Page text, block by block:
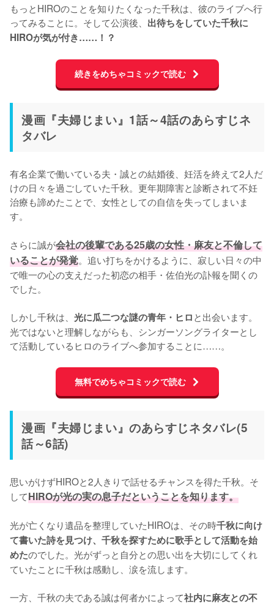
もっとHIROのことを知りたくなった千秋は、彼のライブへ行
ってみることに。そして公演後、 出待ちをしていた千秋に
HIROが気が付き……！？
続きをめちゃコミックで読む
漫画『夫婦じまい』1話～4話のあらすじネ
タバレ
有名企業で働いている夫・誠との結婚後、妊活を終えて2人だ
けの日々を過ごしていた千秋。更年期障害と診断されて不妊
治療も諦めたことで、女性としての自信を失ってしまいま
す。
さらに誠が会社の後輩である25歳の女性・麻友と不倫して
いることが発覚。追い打ちをかけるように、寂しい日々の中
で唯一の心の支えだった初恋の相手・佐伯光の訃報を聞くの
でした。
しかし千秋は、 光に瓜二つな謎の青年・ヒロと出会います。
光ではないと理解しながらも、シンガーソングライターとし
て活動しているヒロのライブへ参加することに……。
無料でめちゃコミックで読む
漫画『夫婦じまい』のあらすじネタバレ(5
話～6話)
思いがけずHIROと2人きりで話せるチャンスを得た千秋。そ
してHIROが光の実の息子だということを知ります。
光が亡くなり遺品を整理していたHIROは、その時千秋に向け
て書いた詩を見つけ、千秋を探すために歌手として活動を始
めたのでした。光がずっと自分との思い出を大切にしてくれ
ていたことに千秋は感動し、涙を流します。
一方、千秋の夫である誠は何者かによって社内に麻友との不